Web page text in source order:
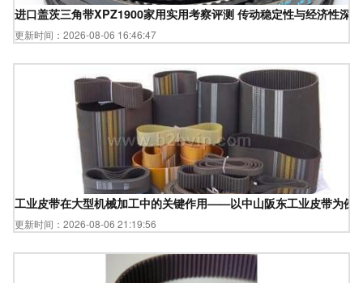
进口盖茨三角带XPZ1900家用实用考察评测 传动稳定性与经济性深
更新时间：2026-08-06 16:46:47
工业皮带在大型机械加工中的关键作用——以中山阪东工业皮带为例
更新时间：2026-08-06 21:19:56